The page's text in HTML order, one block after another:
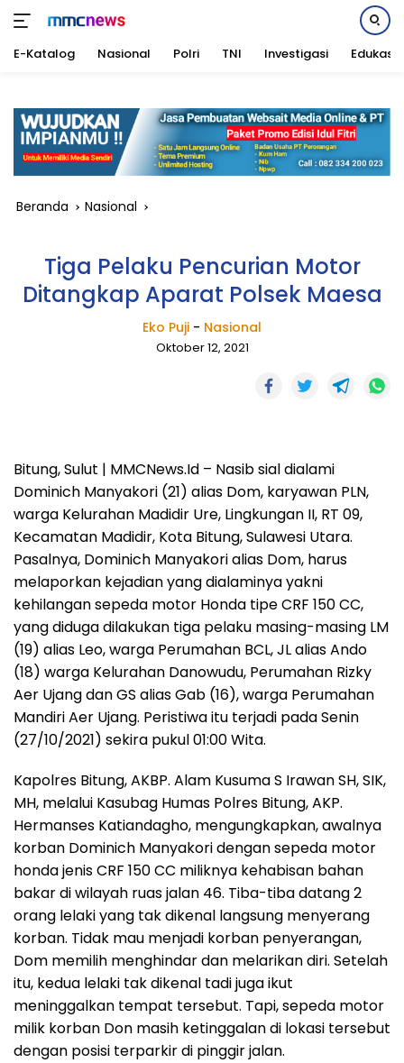
konten
E-Katalog Nasional Polri TNI Investigasi Edukasi
Beranda Nasional
Tiga Pelaku Pencurian Motor
Ditangkap Aparat Polsek Maesa
Eko Puji - Nasional
Oktober 12, 2021
Bitung, Sulut | MMCNews.Id – Nasib sial dialami
Dominich Manyakori (21) alias Dom, karyawan PLN,
warga Kelurahan Madidir Ure, Lingkungan II, RT 09,
Kecamatan Madidir, Kota Bitung, Sulawesi Utara.
Pasalnya, Dominich Manyakori alias Dom, harus
melaporkan kejadian yang dialaminya yakni
kehilangan sepeda motor Honda tipe CRF 150 CC,
yang diduga dilakukan tiga pelaku masing-masing LM
(19) alias Leo, warga Perumahan BCL, JL alias Ando
(18) warga Kelurahan Danowudu, Perumahan Rizky
Aer Ujang dan GS alias Gab (16), warga Perumahan
Mandiri Aer Ujang. Peristiwa itu terjadi pada Senin
(27/10/2021) sekira pukul 01:00 Wita.
Kapolres Bitung, AKBP. Alam Kusuma S Irawan SH, SIK,
MH, melalui Kasubag Humas Polres Bitung, AKP.
Hermanses Katiandagho, mengungkapkan, awalnya
korban Dominich Manyakori dengan sepeda motor
honda jenis CRF 150 CC miliknya kehabisan bahan
bakar di wilayah ruas jalan 46. Tiba-tiba datang 2
orang lelaki yang tak dikenal langsung menyerang
korban. Tidak mau menjadi korban penyerangan,
Dom memilih menghindar dan melarikan diri. Setelah
itu, kedua lelaki tak dikenal tadi juga ikut
meninggalkan tempat tersebut. Tapi, sepeda motor
milik korban Don masih ketinggalan di lokasi tersebut
dengan posisi terparkir di pinggir jalan.